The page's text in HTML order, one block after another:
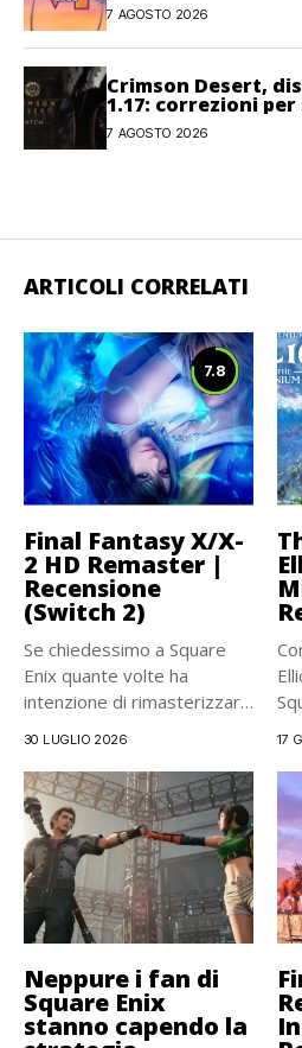
7 AGOSTO 2026
Crimson Desert,
1.17: correzioni per
combattimento e
7 AGOSTO 2026
ARTICOLI CORRELATI
7.8
Final Fantasy X/X-
2 HD Remaster |
Recensione
(Switch 2)
Se chiedessimo a Square
Enix quante volte ha
intenzione di rimasterizzare
30 LUGLIO 2026 17
Neppure i fan di
Square Enix
stanno capendo la